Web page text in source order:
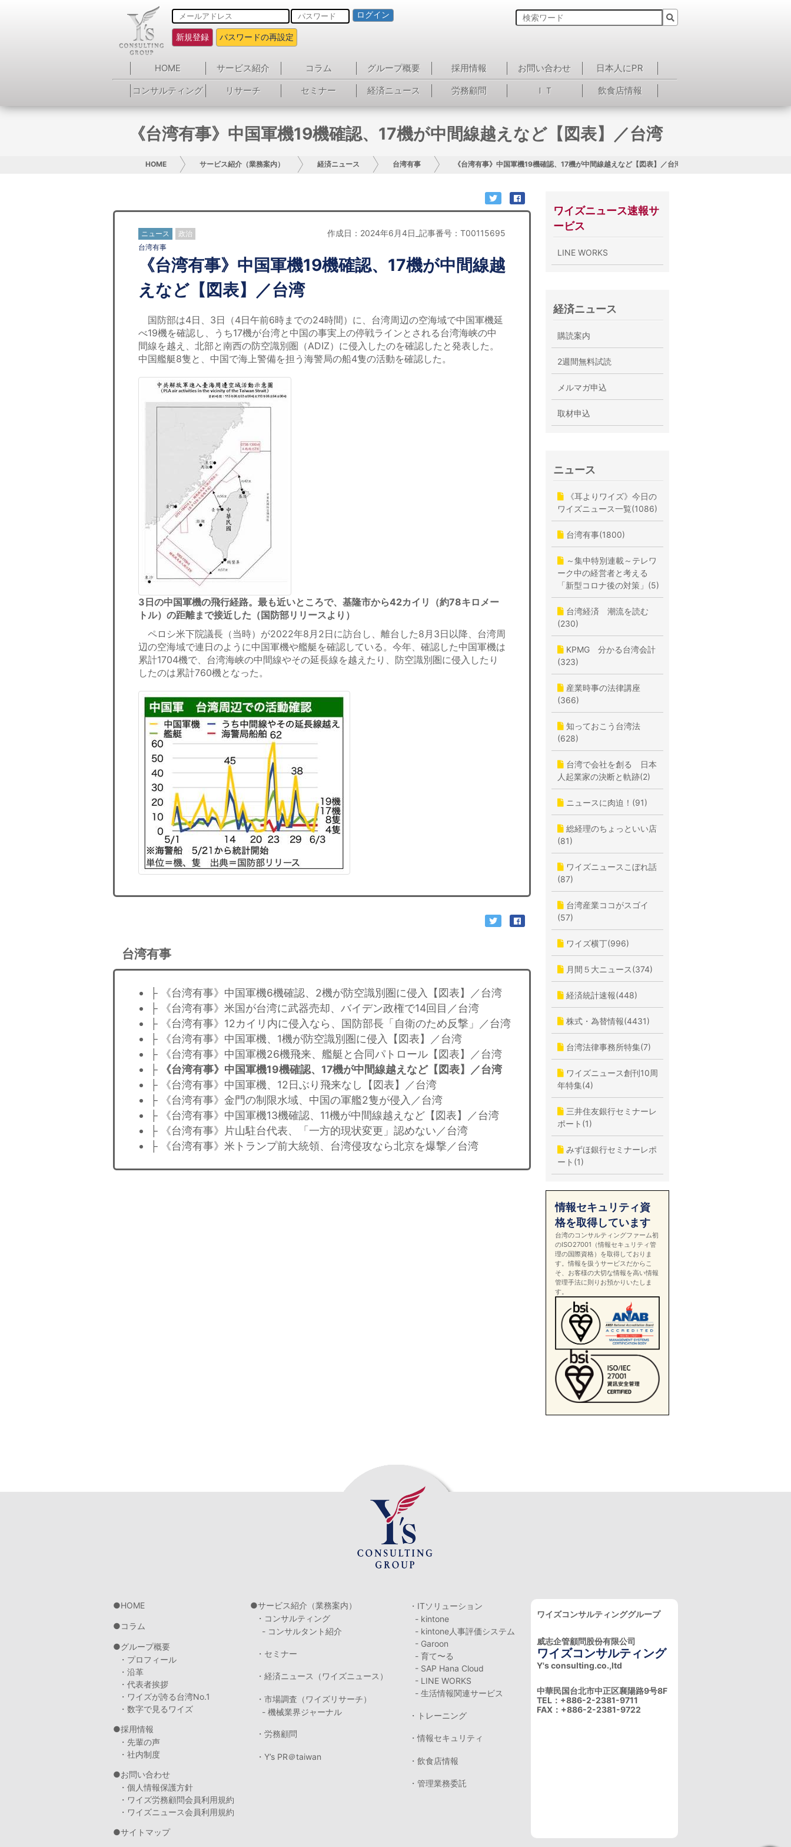
ログイン
新規登録 パスワードの再設定
HOME サービス紹介 コラム グループ概要 採用情報 お問い合わせ
日本人にPR
コンサルティング
リサーチ セミナー 経済ニュース 労務顧問 ＩＴ 飲食店情報
《台湾有事》中国軍機19機確認、17機が中間線越えなど【図表】／台湾
HOME サービス紹介（業務案内） 経済ニュース 台湾有事 《台湾有事》中国軍機19機確認、17機が中間線越えなど【図表】／台湾
ニュース 政治 作成日：2024年6月4日_記事番号：T00115695
台湾有事
《台湾有事》中国軍機19機確認、17機が中間線越
えなど【図表】／台湾
国防部は4日、3日（4日午前6時までの24時間）に、台湾周辺の空海域で中国軍機延
べ19機を確認し、うち17機が台湾と中国の事実上の停戦ラインとされる台湾海峡の中
間線を越え、北部と南西の防空識別圏（ADIZ）に侵入したのを確認したと発表した。
中国艦艇8隻と、中国で海上警備を担う海警局の船4隻の活動を確認した。
3日の中国軍機の飛行経路。最も近いところで、基隆市から42カイリ（約78キロメー
トル）の距離まで接近した（国防部リリースより）
ペロシ米下院議長（当時）が2022年8月2日に訪台し、離台した8月3日以降、台湾周
辺の空海域で連日のように中国軍機や艦艇を確認している。今年、確認した中国軍機は
累計1704機で、台湾海峡の中間線やその延長線を越えたり、防空識別圏に侵入したり
したのは累計760機となった。
台湾有事
├ 《台湾有事》中国軍機6機確認、2機が防空識別圏に侵入【図表】／台湾
├ 《台湾有事》米国が台湾に武器売却、バイデン政権で14回目／台湾
├ 《台湾有事》12カイリ内に侵入なら、国防部長「自衛のため反撃」／台湾
├ 《台湾有事》中国軍機、1機が防空識別圏に侵入【図表】／台湾
├ 《台湾有事》中国軍機26機飛来、艦艇と合同パトロール【図表】／台湾
├
《台湾有事》中国軍機19機確認、17機が中間線越えなど【図表】／台湾
├ 《台湾有事》中国軍機、12日ぶり飛来なし【図表】／台湾
├ 《台湾有事》金門の制限水域、中国の軍艦2隻が侵入／台湾
├ 《台湾有事》中国軍機13機確認、11機が中間線越えなど【図表】／台湾
├ 《台湾有事》片山駐台代表、「一方的現状変更」認めない／台湾
├ 《台湾有事》米トランプ前大統領、台湾侵攻なら北京を爆撃／台湾
ワイズニュース速報サ
ービス
LINE WORKS
経済ニュース
購読案内
2週間無料試読
メルマガ申込
取材申込
ニュース
《耳よりワイズ》今日の
ワイズニュース一覧(1086)
台湾有事(1800)
～集中特別連載～テレワ
ーク中の経営者と考える
「新型コロナ後の対策」(5)
台湾経済 潮流を読む
(230)
KPMG 分かる台湾会計
(323)
産業時事の法律講座
(366)
知っておこう台湾法
(628)
台湾で会社を創る 日本
人起業家の決断と軌跡(2)
ニュースに肉迫！(91)
総経理のちょっといい店
(81)
ワイズニュースこぼれ話
(87)
台湾産業ココがスゴイ
(57)
ワイズ横丁(996)
月間５大ニュース(374)
経済統計速報(448)
株式・為替情報(4431)
台湾法律事務所特集(7)
ワイズニュース創刊10周
年特集(4)
三井住友銀行セミナーレ
ポート(1)
みずほ銀行セミナーレポ
ート(1)
情報セキュリティ資
格を取得しています
台湾のコンサルティングファーム初
のISO27001（情報セキュリティ管
理の国際資格）を取得しておりま
す。情報を扱うサービスだからこ
そ、お客様の大切な情報を高い情報
管理手法に則りお預かりいたしま
す。
HOME
コラム
グループ概要
・プロフィール
・沿革
・代表者挨拶
・ワイズが誇る台湾No.1
・数字で見るワイズ
採用情報
・先輩の声
・社内制度
お問い合わせ
・個人情報保護方針
・ワイズ労務顧問会員利用規約
・ワイズニュース会員利用規約
サイトマップ
サービス紹介（業務案内）
・コンサルティング
- コンサルタント紹介
・セミナー
・経済ニュース（ワイズニュース）
・市場調査（ワイズリサーチ）
- 機械業界ジャーナル
・労務顧問
・Y’s PR＠taiwan
・ITソリューション
- kintone
- kintone人事評価システム
- Garoon
- 育て〜る
- SAP Hana Cloud
- LINE WORKS
- 生活情報関連サービス
・トレーニング
・情報セキュリティ
・飲食店情報
・管理業務委託
ワイズコンサルティンググループ
威志企管顧問股份有限公司
ワイズコンサルティング
Y's consulting.co.,ltd
中華民国台北市中正区襄陽路9号8F
TEL：+886-2-2381-9711
FAX：+886-2-2381-9722